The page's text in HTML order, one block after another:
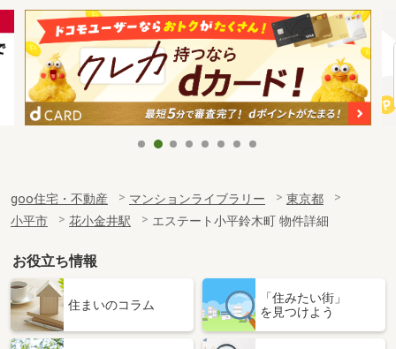
goo住宅・不動産 マンションライブラリー
東京都
小平市
花小金井駅 エステート小平鈴木町 物件詳細
お役立ち情報
住まいのコラム
「住みたい街」
を見つけよう